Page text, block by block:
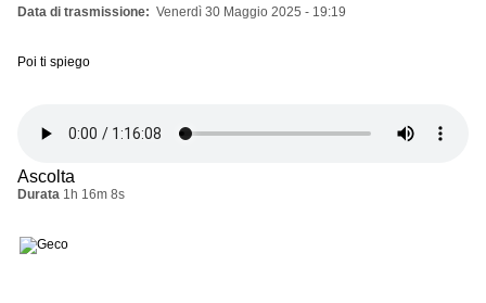
Data di trasmissione Venerdì 30 Maggio 2025 - 19:19
Poi ti spiego
Ascolta
Durata 1h 16m 8s